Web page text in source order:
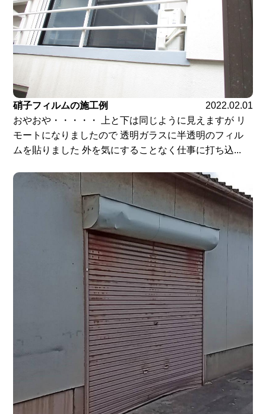
硝子フィルムの施工例
2022.02.01
おやおや・・・・・ 上と下は同じように見えますが リ
モートになりましたので 透明ガラスに半透明のフィル
ムを貼りました 外を気にすることなく仕事に打ち込...